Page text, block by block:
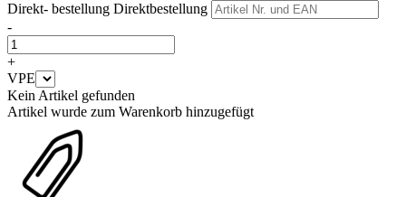
Direkt- bestellung Direktbestellung
-
+
VPE
Kein Artikel gefunden
Artikel wurde zum Warenkorb hinzugefügt